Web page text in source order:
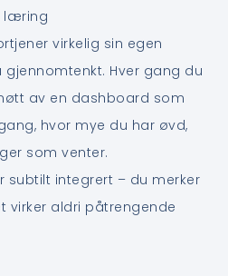
læring
virkelig sin egen
gjennomtenkt. Hver gang du
av en dashboard som
hvor mye du har øvd,
som venter.
subtilt integrert – du merker
virker aldri påtrengende